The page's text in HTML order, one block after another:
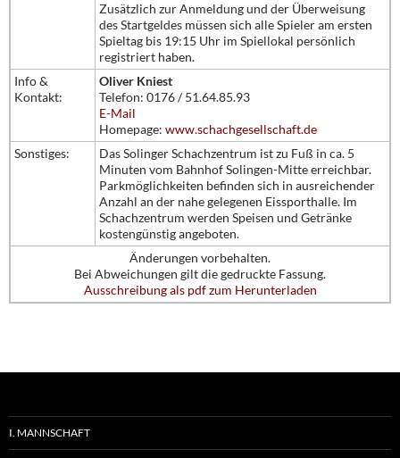
Zusätzlich zur Anmeldung und der Überweisung
des Startgeldes müssen sich alle Spieler am ersten
Spieltag bis 19:15 Uhr im Spiellokal persönlich
registriert haben.
Info &
Kontakt:
Oliver Kniest
Telefon: 0176 / 51.64.85.93
E-Mail
Homepage: www.schachgesellschaft.de
Sonstiges:
Das Solinger Schachzentrum ist zu Fuß in ca. 5
Minuten vom Bahnhof Solingen-Mitte erreichbar.
Parkmöglichkeiten befinden sich in ausreichender
Anzahl an der nahe gelegenen Eissporthalle. Im
Schachzentrum werden Speisen und Getränke
kostengünstig angeboten.
Änderungen vorbehalten.
Bei Abweichungen gilt die gedruckte Fassung.
Ausschreibung als pdf zum Herunterladen
I. MANNSCHAFT